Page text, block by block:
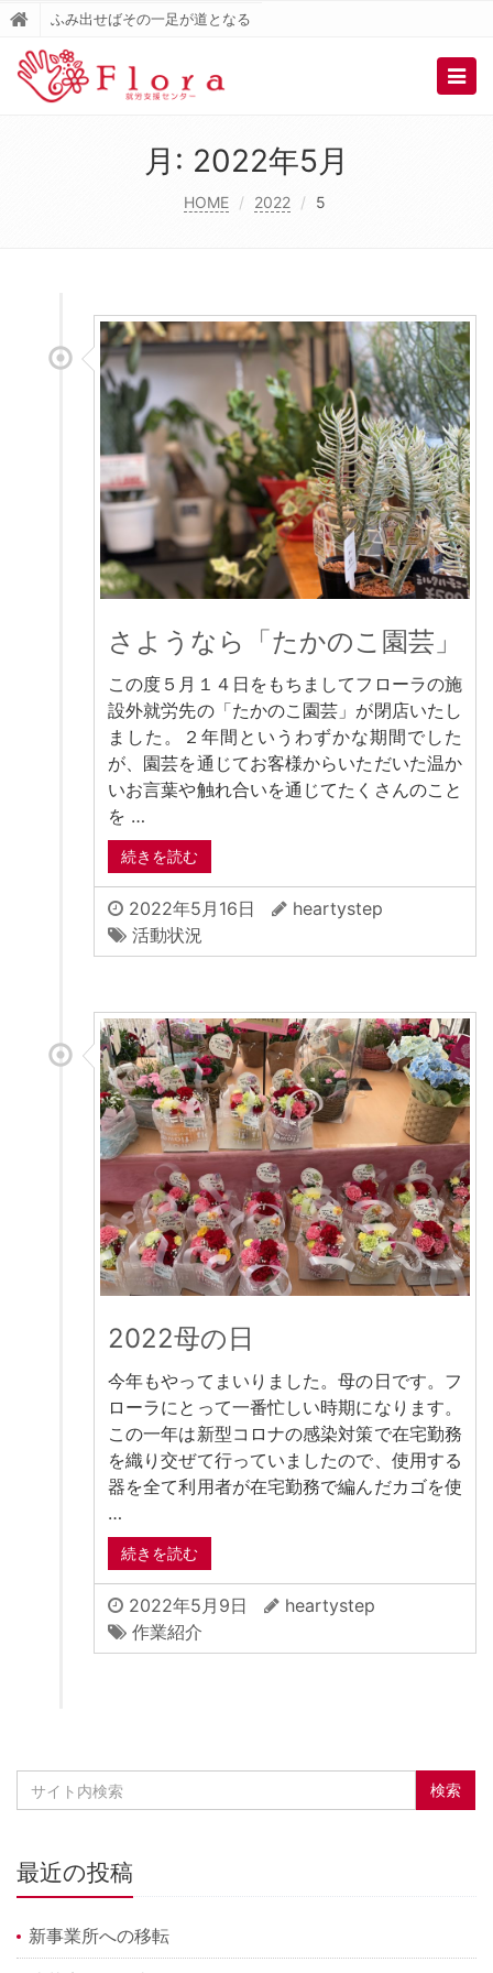
ふみ出せばその一足が道となる
月: 2022年5月
HOME 2022 5
さようなら「たかのこ園芸」
この度５月１４日をもちましてフローラの施
設外就労先の「たかのこ園芸」が閉店いたし
ました。２年間というわずかな期間でした
が、園芸を通じてお客様からいただいた温か
いお言葉や触れ合いを通じてたくさんのこと
を …
続きを読む
2022年5月16日
heartystep
活動状況
2022母の日
今年もやってまいりました。母の日です。フ
ローラにとって一番忙しい時期になります。
この一年は新型コロナの感染対策で在宅勤務
を織り交ぜて行っていましたので、使用する
器を全て利用者が在宅勤務で編んだカゴを使
…
続きを読む
2022年5月9日
heartystep
作業紹介
最近の投稿
新事業所への移転